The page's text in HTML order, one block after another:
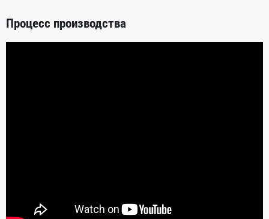
Процесс производства